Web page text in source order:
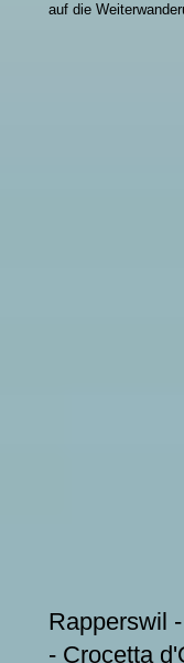
auf die
Rapperswil
- Crocetta